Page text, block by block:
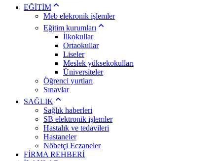
EĞİTİM
Meb elekronik işlemler
Eğitim kurumları
İlkokullar
Ortaokullar
Liseler
Meslek yüksekokulları
Üniversiteler
Öğrenci yurtları
Sınavlar
SAĞLIK
Sağlık haberleri
SB elektronik işlemler
Hastalık ve tedavileri
Hastaneler
Nöbetçi Eczaneler
FİRMA REHBERİ